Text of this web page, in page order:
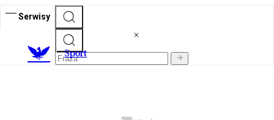
Serwisy
Sport